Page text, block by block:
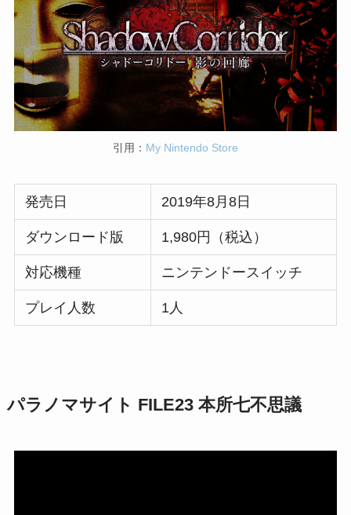
引用： My Nintendo Store
発売日 2019年8月8日
ダウンロード版 1,980円（税込）
対応機種 ニンテンドースイッチ
プレイ人数 1人
パラノマサイト FILE23 本所七不思議